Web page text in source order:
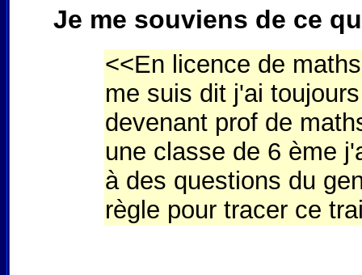
Je me souviens de ce
<<En licence de
me suis dit j'ai
devenant prof de
une classe de 6 ème
à des questions du
règle pour tracer ce